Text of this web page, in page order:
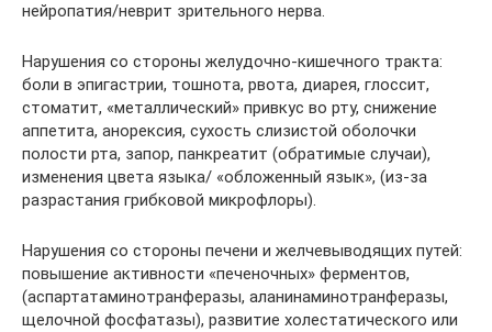
нейропатия/неврит зрительного нерва.
Нарушения со стороны желудочно-кишечного тракта:
боли в эпигастрии, тошнота, рвота, диарея, глоссит,
стоматит, «металлический» привкус во рту, снижение
аппетита, анорексия, сухость слизистой оболочки
полости рта, запор, панкреатит (обратимые случаи),
изменения цвета языка/ «обложенный язык», (из-за
разрастания грибковой микрофлоры).
Нарушения со стороны печени и желчевыводящих путей:
повышение активности «печеночных» ферментов,
(аспартатаминотранферазы, аланинаминотранферазы,
щелочной фосфатазы), развитие холестатического или